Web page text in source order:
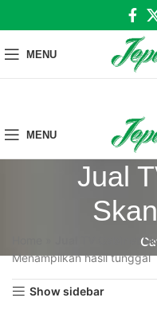
MENU
MENU
Jual
Jual TV Cabinet
Menampilkan hasil tunggal
Show sidebar